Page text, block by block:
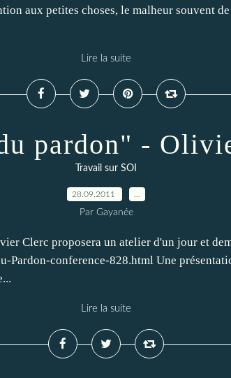
aux petites choses, le malheur souvent
Lire la suite
pardon" -
Travail sur SOI
28.09.2011
Par Gayanée
Clerc proposera un atelier d'un jour et
Pardon-conference-828.html Une
Lire la suite